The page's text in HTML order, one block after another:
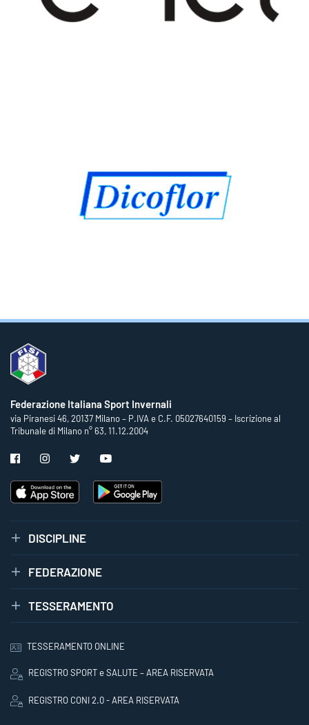
Federazione Italiana Sport Invernali
via Piranesi 46, 20137 Milano – P.IVA e C.F. 05027640159 – Iscrizione al
Tribunale di Milano n° 63, 11.12.2004
DISCIPLINE
FEDERAZIONE
TESSERAMENTO
TESSERAMENTO ONLINE
REGISTRO SPORT e SALUTE – AREA RISERVATA
REGISTRO CONI 2.0 - AREA RISERVATA